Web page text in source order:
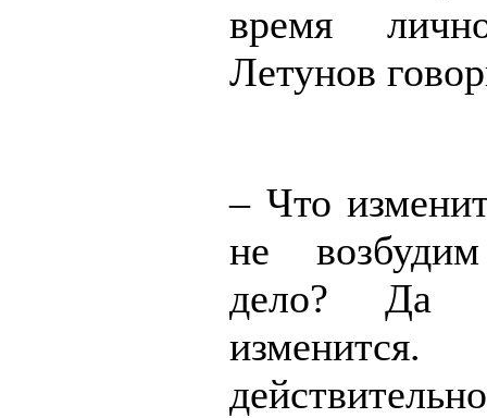
время
Летунов
– Что
не
дело? Да